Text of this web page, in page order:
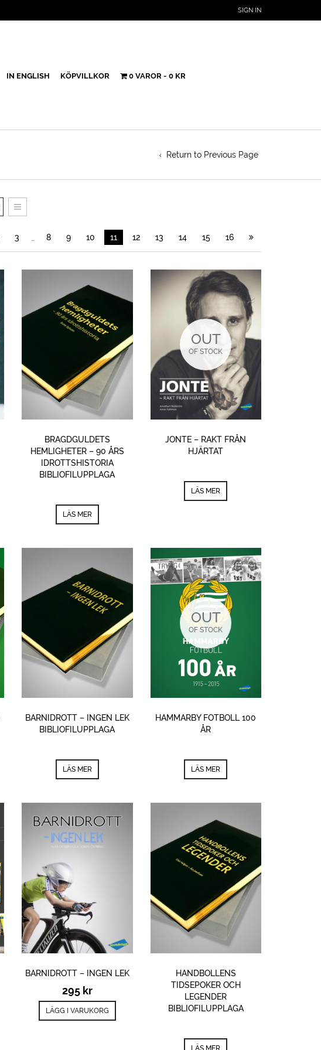
SIGN IN
IN ENGLISH KÖPVILLKOR 0 VAROR 0 KR
Return to Previous Page
3 8 9 10 11 12 13 14 15 16
BRAGDGULDETS
HEMLIGHETER – 90 ÅRS
IDROTTSHISTORIA
BIBLIOFILUPPLAGA
LÄS MER
OUT
OF STOCK
JONTE – RAKT FRÅN
HJÄRTAT
LÄS MER
BARNIDROTT – INGEN LEK
BIBLIOFILUPPLAGA
LÄS MER
OUT
OF STOCK
HAMMARBY FOTBOLL 100
ÅR
LÄS MER
BARNIDROTT – INGEN LEK
295 kr
LÄGG I VARUKORG
HANDBOLLENS
TIDSEPOKER OCH
LEGENDER
BIBLIOFILUPPLAGA
LÄS MER